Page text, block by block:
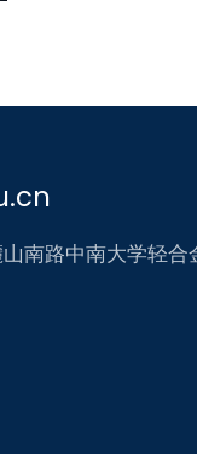
南路中南大学轻合